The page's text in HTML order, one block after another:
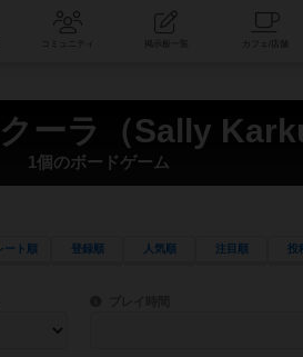
コミュニティ
ーラ（Sally
1個のボードゲーム
ート順 登録順 人気順 注目順 投
目安となる所要時間を指定するこ